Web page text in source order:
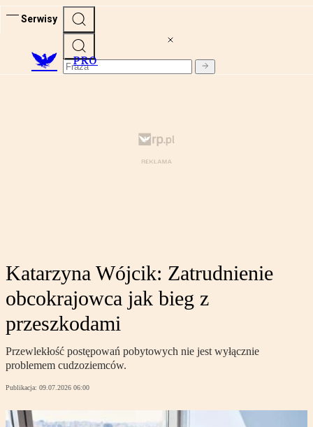
Serwisy
PRO
Katarzyna Wójcik: Zatrudnienie
obcokrajowca jak bieg z
przeszkodami
Przewlekłość postępowań pobytowych nie jest wyłącznie
problemem cudzoziemców.
Publikacja: 09.07.2026 06:00